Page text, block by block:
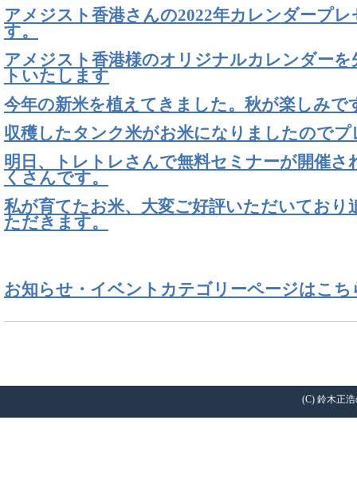
アメジスト香港さんの2022年カレンダープ
す。
アメジスト香港様のオリジナルカレンダーを
トいたします
今年の新米を植えてきました。秋が楽しみで
収穫したタンク米がお米になりましたので
明日、トレトレさんで無料セミナーが開催さ
くさんです。
私が育てたお米、大変ご好評いただいており
ただきます。
お知らせ・イベントカテゴリーページはこち
(C) 鈴木正